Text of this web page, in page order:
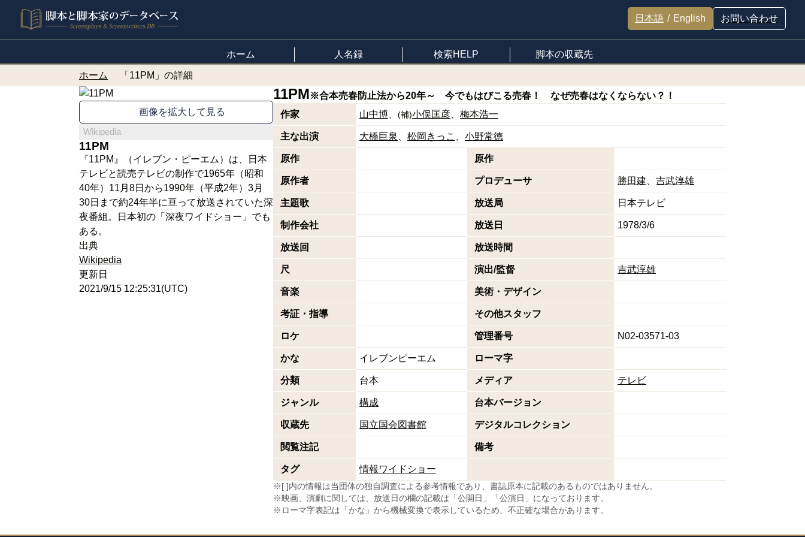
日本語 / English お問い合わせ
ホーム 人名録 検索HELP 脚本の収蔵先
ホーム 「11PM」の詳細
画像を拡大して見る
Wikipedia
11PM
『11PM』（イレブン・ピーエム）は、日本
テレビと読売テレビの制作で1965年（昭和
40年）11月8日から1990年（平成2年）3月
30日まで約24年半に亘って放送されていた深
夜番組。日本初の「深夜ワイドショー」でも
ある。
出典
Wikipedia
更新日
2021/9/15 12:25:31(UTC)
11PM※合本売春防止法から20年～ 今でもはびこる売春！ なぜ売春はなくならない？！
作家
山中博 (補)小俣匡彦 梅本浩一
主な出演 大橋巨泉 松岡きっこ 小野常徳
原作 原作
原作者 プロデューサ 勝田建 吉武淳雄
主題歌 放送局 日本テレビ
制作会社 放送日 1978/3/6
放送回 放送時間
尺 演出/監督 吉武淳雄
音楽 美術・デザイン
考証・指導 その他スタッフ
ロケ 管理番号 N02-03571-03
かな イレブンピーエム ローマ字
分類 台本 メディア テレビ
ジャンル 構成 台本バージョン
収蔵先 国立国会図書館 デジタルコレクション
閲覧注記 備考
タグ 情報 ワイドショー
※[ ]内の情報は当団体の独自調査による参考情報であり、書誌原本に記載のあるものではありません。
※映画、演劇に関しては、放送日の欄の記載は「公開日」「公演日」になっております。
※ローマ字表記は「かな」から機械変換で表示しているため、不正確な場合があります。